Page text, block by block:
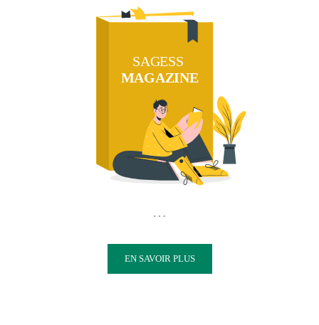
SAGESS
MAGAZINE
…
EN SAVOIR PLUS